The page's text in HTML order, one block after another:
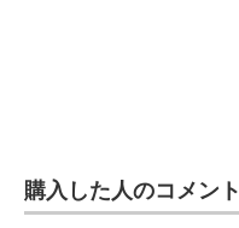
購入した人のコメント